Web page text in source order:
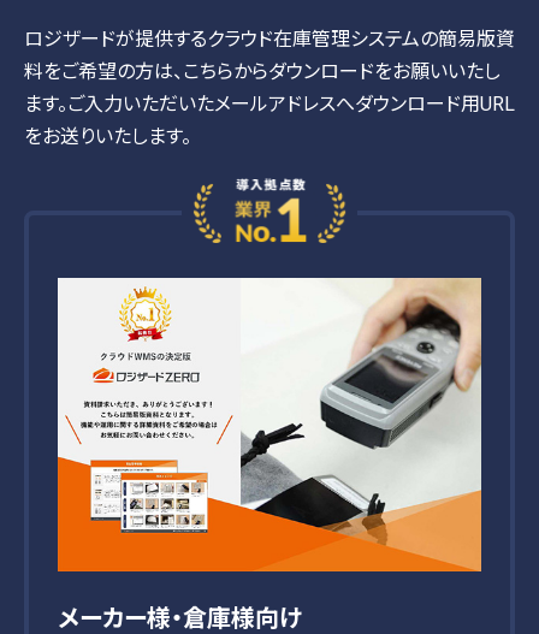
ロジザードが提供するクラウド在庫管理システムの簡易版資
料をご希望の方は、こちらからダウンロードをお願いいたし
ます。 ご入力いただいたメールアドレスへダウンロード用URL
をお送りいたします。
メーカー様・倉庫様向け